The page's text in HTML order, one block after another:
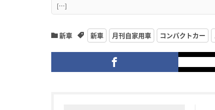
[…]
新車 新車 月刊自家用車 コンパクトカー